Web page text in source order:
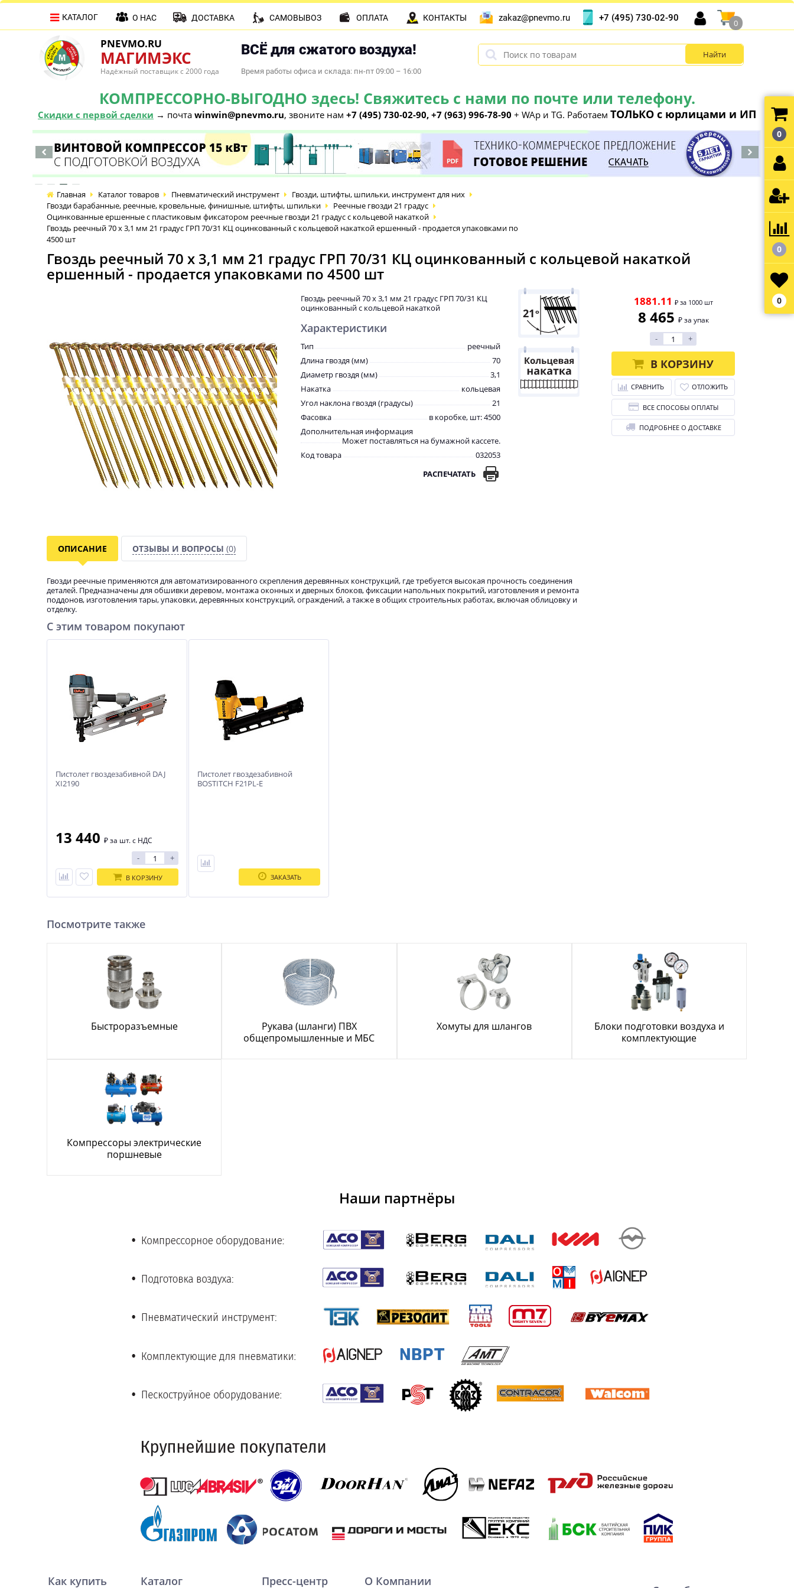
PNEVMO.RU
МАГИМЭКС
Надёжный поставщик с 2000 года
ВСЁ для сжатого воздуха!
Время работы офиса и склада: пн-пт 09:00 – 16:00
КОМПРЕССОРНО-ВЫГОДНО здесь! Свяжитесь с нами по почте или телефону.
Скидки с первой сделки → почта winwin@pnevmo.ru, звоните нам +7 (495) 730-02-90, +7 (963) 996-78-90 + WAp и TG. Работаем ТОЛЬКО с юрлицами и ИП
КАТАЛОГ О НАС ДОСТАВКА САМОВЫВОЗ ОПЛАТА КОНТАКТЫ zakaz@pnevmo.ru +7 (495) 730-02-90
0
Главная Каталог товаров Пневматический инструмент
Гвозди, штифты, шпильки, инструмент для них
Гвозди барабанные, реечные, кровельные, финишные, штифты, шпильки
Реечные гвозди 21 градус
Оцинкованные ершенные с пластиковым фиксатором реечные гвозди 21 градус с кольцевой накаткой
Гвоздь реечный 70 х 3,1 мм 21 градус ГРП 70/31 КЦ оцинкованный с кольцевой накаткой ершенный - продается упаковками по
4500 шт
Гвоздь реечный 70 х 3,1 мм 21 градус ГРП 70/31 КЦ оцинкованный с кольцевой накаткой
ершенный - продается упаковками по 4500 шт
Гвоздь реечный 70 х 3,1 мм 21 градус ГРП 70/31 КЦ
оцинкованный с кольцевой накаткой
Характеристики
Тип
реечный
Длина гвоздя (мм)
70
Диаметр гвоздя (мм)
3,1
Накатка
кольцевая
Угол наклона гвоздя (градусы)
21
Фасовка
в коробке, шт: 4500
Дополнительная информация
Может поставляться на бумажной кассете.
Код товара
032053
РАСПЕЧАТАТЬ
1881.11 ₽ за 1000 шт
8 465 ₽ за упак
- +
В КОРЗИНУ
СРАВНИТЬ ОТЛОЖИТЬ
ВСЕ СПОСОБЫ ОПЛАТЫ
ПОДРОБНЕЕ О ДОСТАВКЕ
ОПИСАНИЕ ОТЗЫВЫ И ВОПРОСЫ (0)
Гвозди реечные применяются для автоматизированного скрепления деревянных конструкций, где требуется высокая прочность соединения
деталей. Предназначены для обшивки деревом, монтажа оконных и дверных блоков, фиксации напольных покрытий, изготовления и ремонта
поддонов, изготовления тары, упаковки, деревянных конструкций, ограждений, а также в общих строительных работах, включая облицовку и
отделку.
С этим товаром покупают
Пистолет гвоздезабивной DAJ
XI2190
13 440 ₽за шт. с НДС
- +
В КОРЗИНУ
Пистолет гвоздезабивной
BOSTITCH F21PL-E
ЗАКАЗАТЬ
Посмотрите также
Быстроразъемные
Рукава (шланги) ПВХ
общепромышленные и МБС
Хомуты для шлангов
Блоки подготовки воздуха и
комплектующие
Компрессоры электрические
поршневые
Наши партнёры
Как купить Каталог Пресс-центр О Компании
0
0
0